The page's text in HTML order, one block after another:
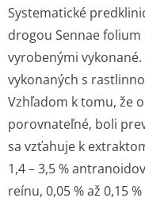
Systematické
drogou Sennae folium
vyrobenými
vykonaných s
Vzhľadom k tomu, že
porovnateľné, boli
sa vzťahuje k
1,4 – 3,5 %
reínu, 0,05 % až 0,15